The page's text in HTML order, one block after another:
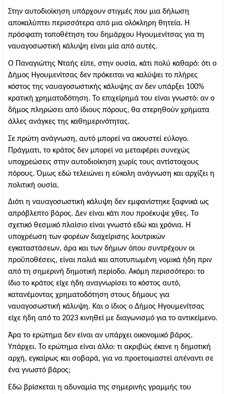
Στην αυτοδιοίκηση υπάρχουν στιγμές που μια δήλωση
αποκαλύπτει περισσότερα από μια ολόκληρη θητεία. Η
πρόσφατη τοποθέτηση του δημάρχου Ηγουμενίτσας για τη
ναυαγοσωστική κάλυψη είναι μία από αυτές.
Ο Παναγιώτης Νταής είπε, στην ουσία, κάτι πολύ καθαρό: ότι ο
Δήμος Ηγουμενίτσας δεν πρόκειται να καλύψει το πλήρες
κόστος της ναυαγοσωστικής κάλυψης αν δεν υπάρξει 100%
κρατική χρηματοδότηση. Το επιχείρημά του είναι γνωστό: αν ο
δήμος πληρώσει από ίδιους πόρους, θα στερηθούν χρήματα
άλλες ανάγκες της καθημερινότητας.
Σε πρώτη ανάγνωση, αυτό μπορεί να ακουστεί εύλογο.
Πράγματι, το κράτος δεν μπορεί να μεταφέρει συνεχώς
υποχρεώσεις στην αυτοδιοίκηση χωρίς τους αντίστοιχους
πόρους. Όμως εδώ τελειώνει η εύκολη ανάγνωση και αρχίζει η
πολιτική ουσία.
Διότι η ναυαγοσωστική κάλυψη δεν εμφανίστηκε ξαφνικά ως
απρόβλεπτο βάρος. Δεν είναι κάτι που προέκυψε χθες. Το
σχετικό θεσμικό πλαίσιο είναι γνωστό εδώ και χρόνια. Η
υποχρέωση των φορέων διαχείρισης λουτρικών
εγκαταστάσεων, άρα και των δήμων όπου συντρέχουν οι
προϋποθέσεις, είναι παλιά και αποτυπωμένη νομικά ήδη πριν
από τη σημερινή δημοτική περίοδο. Ακόμη περισσότερο: το
ίδιο το κράτος είχε ήδη αναγνωρίσει το κόστος αυτό,
κατανέμοντας χρηματοδότηση στους δήμους για
ναυαγοσωστική κάλυψη. Και ο ίδιος ο Δήμος Ηγουμενίτσας
είχε ήδη από το 2023 κινηθεί με διαγωνισμό για το αντικείμενο.
Άρα το ερώτημα δεν είναι αν υπάρχει οικονομικό βάρος.
Υπάρχει. Το ερώτημα είναι άλλο: τι ακριβώς έκανε η δημοτική
αρχή, εγκαίρως και σοβαρά, για να προετοιμαστεί απέναντι σε
ένα γνωστό βάρος;
Εδώ βρίσκεται η αδυναμία της σημερινής γραμμής του